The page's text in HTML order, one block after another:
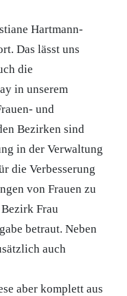
Hartmann-
Das lässt uns
die
in unserem
und
Bezirken sind
in der Verwaltung
die Verbesserung
von Frauen zu
Frau
betraut. Neben
auch
aber komplett aus